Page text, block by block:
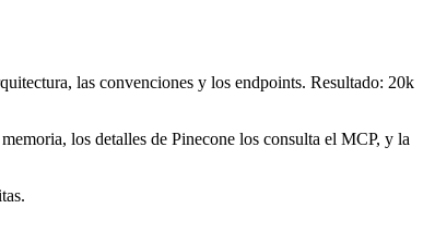
las convenciones y los endpoints. Resultado: 20k
los detalles de Pinecone los consulta el MCP, y la